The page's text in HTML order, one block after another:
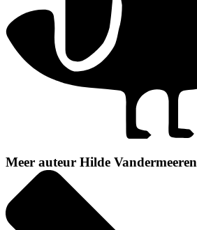
Meer auteur Hilde Vandermeeren